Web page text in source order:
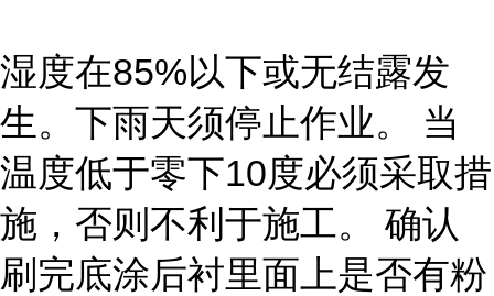
湿度在85%以下或无结露发
生。下雨天须停止作业。 当
温度低于零下10度必须采取措
施，否则不利于施工。 确认
刷完底涂后衬里面上是否有粉